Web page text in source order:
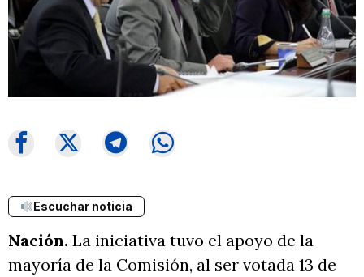
Escuchar noticia
Nación. La iniciativa tuvo el apoyo de la
mayoría de la Comisión, al ser votada 13 de